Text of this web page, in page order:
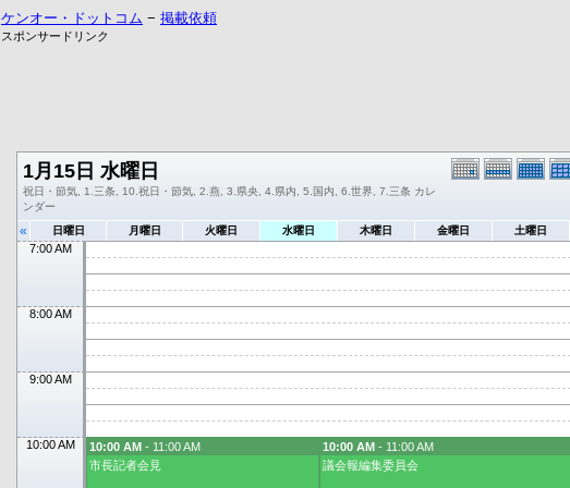
ケンオー・ドットコム − 掲載依頼
スポンサードリンク
1月15日 水曜日
祝日・節気, 1.三条, 10.祝日・節気, 2.燕, 3.県央, 4.県内, 5.国内, 6.世界, 7.三条 カレ
ンダー
« 日曜日 月曜日 火曜日 水曜日 木曜日 金曜日 土曜日
7:00 AM
8:00 AM
9:00 AM
10:00 AM 10:00 AM - 11:00 AM
市長記者会見
10:00 AM - 11:00 AM
議会報編集委員会